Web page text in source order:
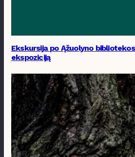
Ekskursija po Ąžuolyno
ekspoziciją